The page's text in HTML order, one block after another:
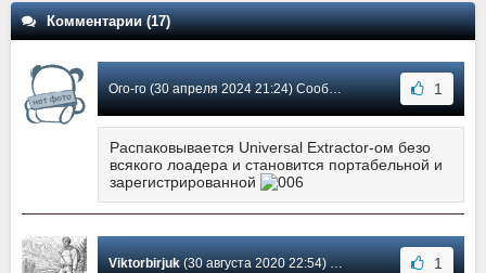
Комментарии (17)
Ого-го (30 апреля 2024 21:24) Сообщение #16 1
Распаковывается Universal Extractor-ом безо
всякого лоадера и становится портабельной и
зарегистрированной
Viktorbirjuk(30 августа 2020 22:54) Сообщение #15 1